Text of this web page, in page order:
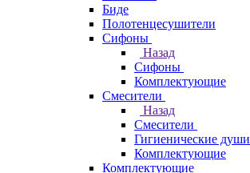
Биде
Полотенцесушители
Сифоны
Назад
Сифоны
Комплектующие
Смесители
Назад
Смесители
Гигиенические души
Комплектующие
Комплектующие